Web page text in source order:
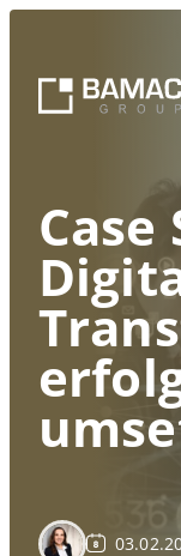
Case